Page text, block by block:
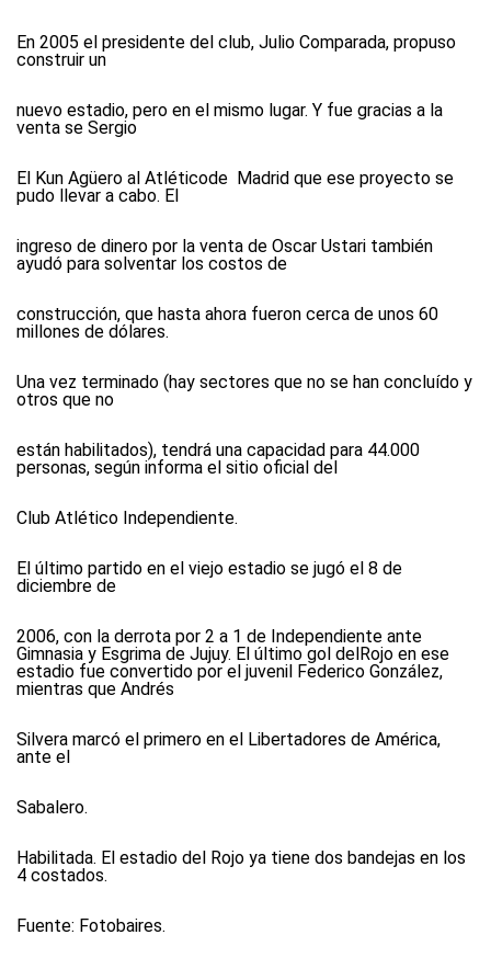
En 2005 el presidente del club, Julio Comparada, propuso
construir un
nuevo estadio, pero en el mismo lugar. Y fue gracias a la
venta se Sergio
El Kun Agüero al Atléticode Madrid que ese proyecto se
pudo llevar a cabo. El
ingreso de dinero por la venta de Oscar Ustari también
ayudó para solventar los costos de
construcción, que hasta ahora fueron cerca de unos 60
millones de dólares.
Una vez terminado (hay sectores que no se han concluído y
otros que no
están habilitados), tendrá una capacidad para 44.000
personas, según informa el sitio oficial del
Club Atlético Independiente.
El último partido en el viejo estadio se jugó el 8 de
diciembre de
2006, con la derrota por 2 a 1 de Independiente ante
Gimnasia y Esgrima de Jujuy. El último gol delRojo en ese
estadio fue convertido por el juvenil Federico González,
mientras que Andrés
Silvera marcó el primero en el Libertadores de América,
ante el
Sabalero.
Habilitada. El estadio del Rojo ya tiene dos bandejas en los
4 costados.
Fuente: Fotobaires.